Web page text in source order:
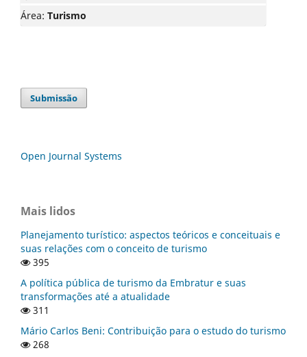
Área: Turismo
Submissão
Open Journal Systems
Mais lidos
Planejamento turístico: aspectos teóricos e conceituais e
suas relações com o conceito de turismo
395
A política pública de turismo da Embratur e suas
transformações até a atualidade
311
Mário Carlos Beni: Contribuição para o estudo do turismo
268